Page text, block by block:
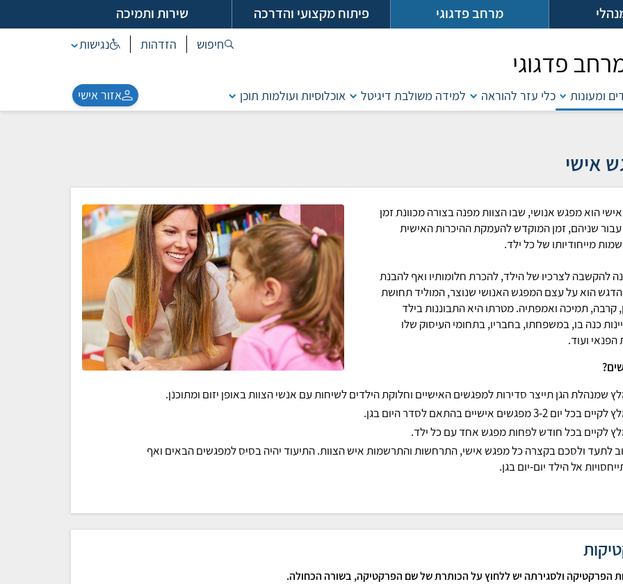
מרחב פדגוגי פיתוח מקצועי והדרכה שירות ותמיכה
פדגוגי
חיפוש הזדהות נגישות
ומעונות כלי עזר להוראה למידה משולבת דיגיטל אוכלוסיות ועולמות תוכן אזור אישי
אישי
הוא מפגש אנושי, שבו הצוות מפנה בצורה מכוונת זמן
עבור שניהם, זמן המוקדש להעמקת ההיכרות האישית
מייחודיותו של כל ילד.
להקשבה לצרכיו של הילד, להכרת חלומותיו ואף להבנת
הדגש הוא על עצם המפגש האנושי שנוצר, המוליד תחושת
קרבה, תמיכה ואמפתיה. מטרתו היא התבוננות בילד
כנה בו, במשפחתו, בחבריו, בתחומי העיסוק שלו
ועוד.
שמנהלת הגן תייצר סדירות למפגשים האישיים וחלוקת הילדים לשיחות עם אנשי הצוות באופן יזום ומתוכנן.
בכל יום 3-2 מפגשים אישיים בהתאם לסדר היום בגן.
לקיים בכל חודש לפחות מפגש אחד עם כל ילד.
לתעד ולסכם בקצרה כל מפגש אישי, התרחשות והתרשמות איש הצוות. התיעוד יהיה בסיס למפגשים הבאים ואף
אל הילד יום-יום בגן.
הפרקטיקה ולסגירתה יש ללחוץ על הכותרת של שם הפרקטיקה, בשורה הכחולה.